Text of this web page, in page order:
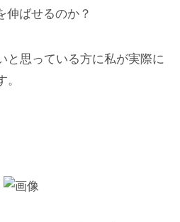
伸ばせるのか？
と思っている方に私が実際に